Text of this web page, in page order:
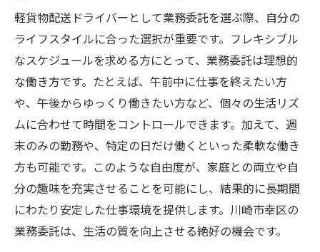
軽貨物配送ドライバーとして業務委託を選ぶ際、自分の
ライフスタイルに合った選択が重要です。フレキシブル
なスケジュールを求める方にとって、業務委託は理想的
な働き方です。たとえば、午前中に仕事を終えたい方
や、午後からゆっくり働きたい方など、個々の生活リズ
ムに合わせて時間をコントロールできます。加えて、週
末のみの勤務や、特定の日だけ働くといった柔軟な働き
方も可能です。このような自由度が、家庭との両立や自
分の趣味を充実させることを可能にし、結果的に長期間
にわたり安定した仕事環境を提供します。川崎市幸区の
業務委託は、生活の質を向上させる絶好の機会です。